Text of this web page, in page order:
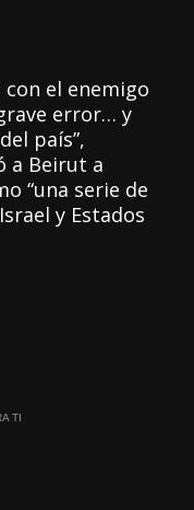
el enemigo
error… y
país”,
a Beirut a
“una serie de
y Estados
TI